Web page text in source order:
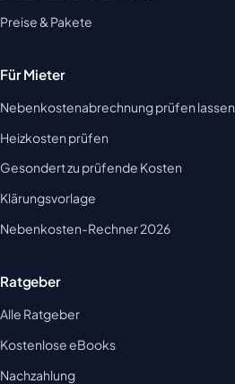
Preise & Pakete
Für Mieter
Nebenkostenabrechnung prüfen lassen
Heizkosten prüfen
Gesondert zu prüfende Kosten
Klärungsvorlage
Nebenkosten-Rechner 2026
Ratgeber
Alle Ratgeber
Kostenlose eBooks
Nachzahlung